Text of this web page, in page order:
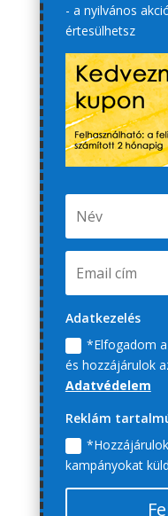
- a nyilvános
értesülhetsz
Adatkezelés
*Elfogadom
és hozzájárulok
Adatvédelem
Reklám
kampányokat